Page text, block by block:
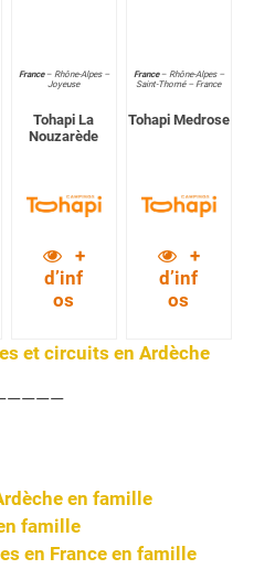
France– Rhône-Alpes –
Joyeuse
Tohapi La
Nouzarède
+
d’inf
os
France– Rhône-Alpes –
Saint-Thomé – France
Tohapi Medrose
+
d’inf
os
et circuits en Ardèche
en famille
famille
en France en famille